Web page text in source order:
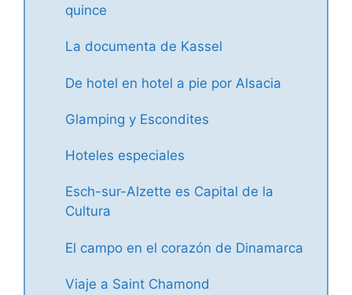
quince
La documenta de Kassel
De hotel en hotel a pie por Alsacia
Glamping y Escondites
Hoteles especiales
Esch-sur-Alzette es Capital de la
Cultura
El campo en el corazón de Dinamarca
Viaje a Saint Chamond